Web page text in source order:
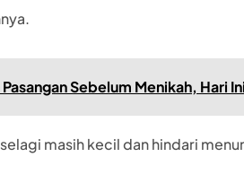
Sebelum Menikah, Hari Ini
masih kecil dan hindari